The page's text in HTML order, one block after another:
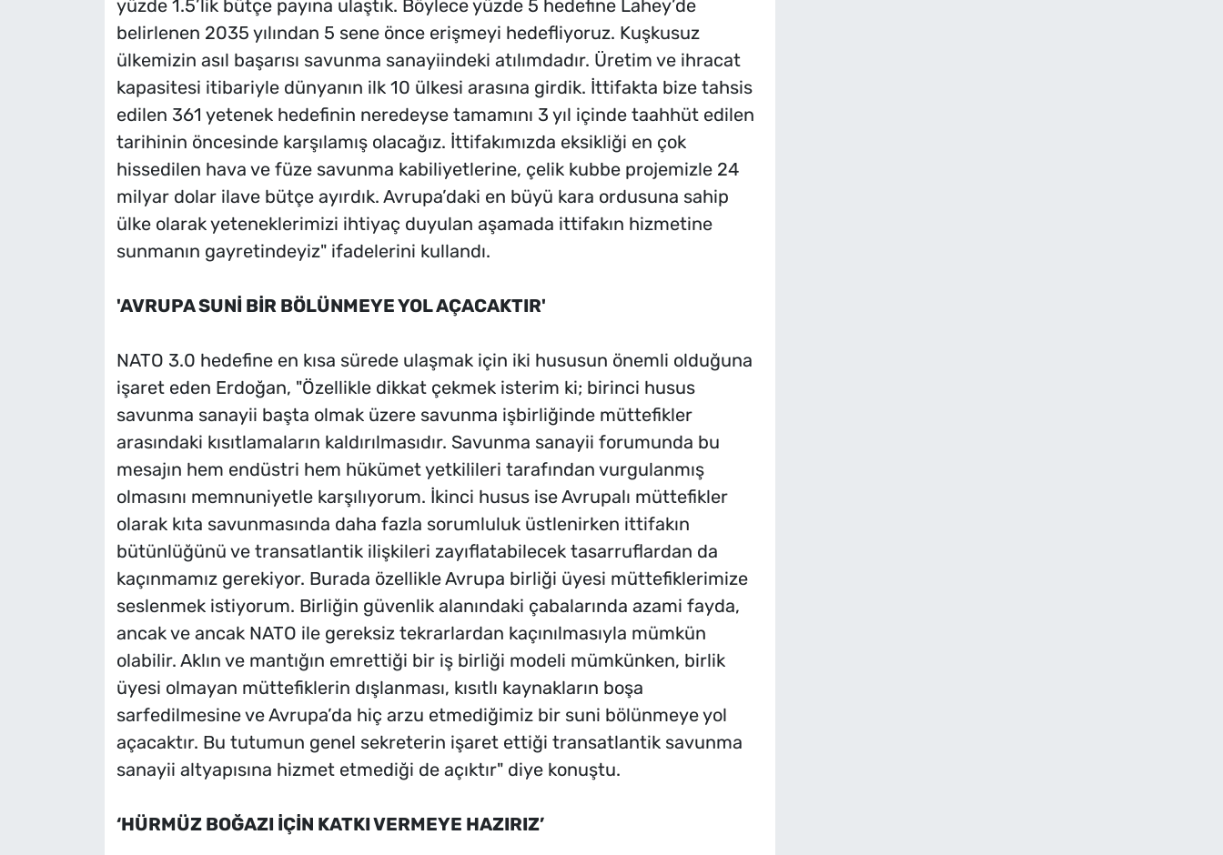
yüzde 1.5’lik bütçe payına ulaştık. Böylece yüzde 5 hedefine Lahey’de
belirlenen 2035 yılından 5 sene önce erişmeyi hedefliyoruz. Kuşkusuz
ülkemizin asıl başarısı savunma sanayiindeki atılımdadır. Üretim ve ihracat
kapasitesi itibariyle dünyanın ilk 10 ülkesi arasına girdik. İttifakta bize tahsis
edilen 361 yetenek hedefinin neredeyse tamamını 3 yıl içinde taahhüt edilen
tarihinin öncesinde karşılamış olacağız. İttifakımızda eksikliği en çok
hissedilen hava ve füze savunma kabiliyetlerine, çelik kubbe projemizle 24
milyar dolar ilave bütçe ayırdık. Avrupa’daki en büyü kara ordusuna sahip
ülke olarak yeteneklerimizi ihtiyaç duyulan aşamada ittifakın hizmetine
sunmanın gayretindeyiz" ifadelerini kullandı.
'AVRUPA SUNİ BİR BÖLÜNMEYE YOL AÇACAKTIR'
NATO 3.0 hedefine en kısa sürede ulaşmak için iki hususun önemli olduğuna
işaret eden Erdoğan, "Özellikle dikkat çekmek isterim ki; birinci husus
savunma sanayii başta olmak üzere savunma işbirliğinde müttefikler
arasındaki kısıtlamaların kaldırılmasıdır. Savunma sanayii forumunda bu
mesajın hem endüstri hem hükümet yetkilileri tarafından vurgulanmış
olmasını memnuniyetle karşılıyorum. İkinci husus ise Avrupalı müttefikler
olarak kıta savunmasında daha fazla sorumluluk üstlenirken ittifakın
bütünlüğünü ve transatlantik ilişkileri zayıflatabilecek tasarruflardan da
kaçınmamız gerekiyor. Burada özellikle Avrupa birliği üyesi müttefiklerimize
seslenmek istiyorum. Birliğin güvenlik alanındaki çabalarında azami fayda,
ancak ve ancak NATO ile gereksiz tekrarlardan kaçınılmasıyla mümkün
olabilir. Aklın ve mantığın emrettiği bir iş birliği modeli mümkünken, birlik
üyesi olmayan müttefiklerin dışlanması, kısıtlı kaynakların boşa
sarfedilmesine ve Avrupa’da hiç arzu etmediğimiz bir suni bölünmeye yol
açacaktır. Bu tutumun genel sekreterin işaret ettiği transatlantik savunma
sanayii altyapısına hizmet etmediği de açıktır" diye konuştu.
‘HÜRMÜZ BOĞAZI İÇİN KATKI VERMEYE HAZIRIZ’